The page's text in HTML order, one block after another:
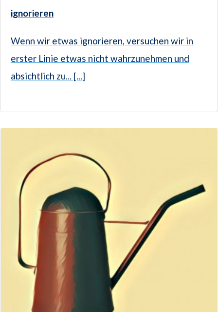
ignorieren
Wenn wir etwas ignorieren, versuchen wir in
erster Linie etwas nicht wahrzunehmen und
absichtlich zu... [...]